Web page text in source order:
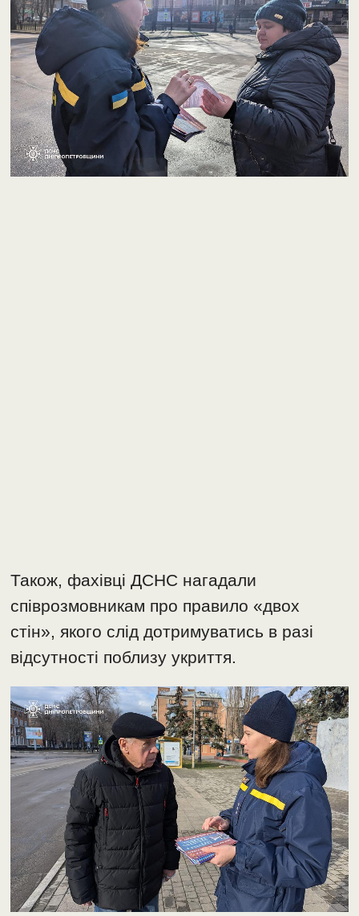
Також, фахівці ДСНС нагадали
співрозмовникам про правило «двох
стін», якого слід дотримуватись в разі
відсутності поблизу укриття.